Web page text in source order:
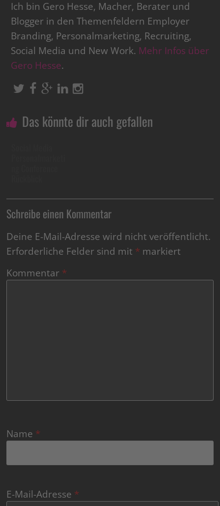
Ich bin Gero Hesse, Macher, Berater und
Blogger in den Themenfeldern Employer
Branding, Personalmarketing, Recruiting,
Social Media und New Work. Mehr Infos über
Gero Hesse.
Das könnte dir auch gefallen
Schreibe einen Kommentar
Deine E-Mail-Adresse wird nicht veröffentlicht.
Erforderliche Felder sind mit * markiert
Kommentar *
Name *
E-Mail-Adresse *